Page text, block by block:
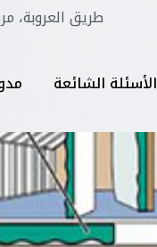
طريق العروبة،
الأسئلة الشائعة